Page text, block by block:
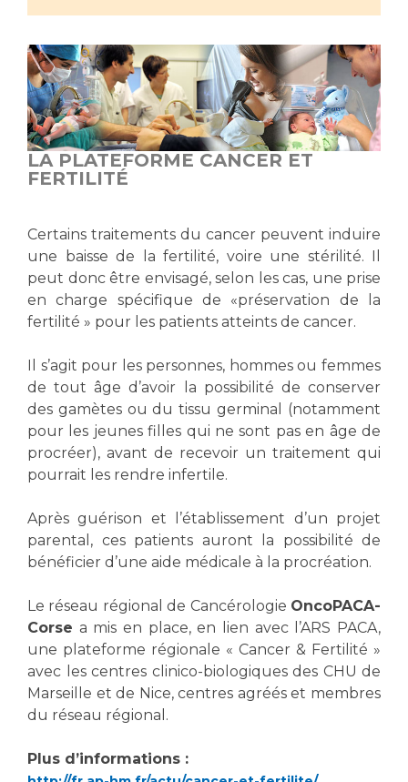
Vous allez être hospitalisé(e)
Vous avez un examen d'imagerie ou de radiologie
à réaliser
Vous avez une analyse à réaliser
Vous venez en consultation
myaphm, votre espace santé en ligne
Infos COVID-19
Vivre ensemble à l'hôpital
Culture à l'hôpital
Laïcité et cultes
Les associations
Livret d'accueil
Salon des familles
Transports sanitaires
Vos droits, vos devoirs
Handi 13
Pôle Médecine Physique et Réadaptation
Accueil sourds et malentendants
Charte Romain Jacob
Mouvement Parcours Handicap 13
Activité physique
Emplois médicaux
Espace Formation
Étudiants hospitaliers
Emplois techniques et médico-techniques
Emplois divers
Emplois socio-éducatifs
Stages paramédicaux
Chercheurs
La recherche clinique à l'AP-HM
Les structures de recherche
Écoles et Instituts de Formation
Plateforme des internes
Adresser un patient
Réseaux de soins
Adresser un examen au Laboratoire de Biologie
Médicale
Cancérologie
LA PLATEFORME CANCER ET
FERTILITÉ
Certains traitements du cancer peuvent induire
une baisse de la fertilité, voire une stérilité. Il
peut donc être envisagé, selon les cas, une prise
en charge spécifique de «préservation de la
fertilité » pour les patients atteints de cancer.
Il s’agit pour les personnes, hommes ou femmes
de tout âge d’avoir la possibilité de conserver
des gamètes ou du tissu germinal (notamment
pour les jeunes filles qui ne sont pas en âge de
procréer), avant de recevoir un traitement qui
pourrait les rendre infertile.
Après guérison et l’établissement d’un projet
parental, ces patients auront la possibilité de
bénéficier d’une aide médicale à la procréation.
Le réseau régional de Cancérologie OncoPACA-
Corse a mis en place, en lien avec l’ARS PACA,
une plateforme régionale « Cancer & Fertilité »
avec les centres clinico-biologiques des CHU de
Marseille et de Nice, centres agréés et membres
du réseau régional.
Plus d’informations :